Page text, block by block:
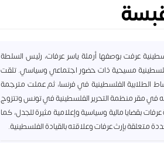
عرفت بوصفها أرملة ياسر عرفات، رئيس السلطة
فلسطينية مسيحية ذات حضور اجتماعي وسياسي. تلقت
الفلسطينية في فرنسا، ثم عملت مترجمة
في مقر منظمة التحرير الفلسطينية في تونس وتتزوج
بقضايا مالية وسياسية وإعلامية مثيرة للجدل، كما
بإرث عرفات وعلاقته بالقيادة الفلسطينية.